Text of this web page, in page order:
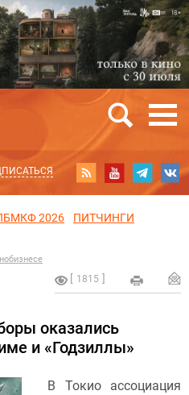
2026
ПИТЧИНГИ
1815
оказались
и «Годзиллы»
В Токио ассоциация